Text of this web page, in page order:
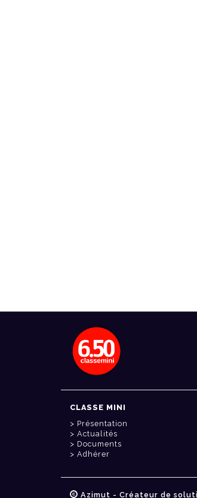
CLASSE MINI
Présentation
Actualités
Documents
Adhérer
Azimut - Créateur de